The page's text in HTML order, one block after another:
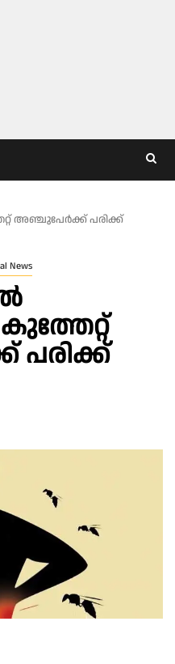
അഞ്ചുപേർക്ക് പരിക്ക്
News
പരിക്ക്